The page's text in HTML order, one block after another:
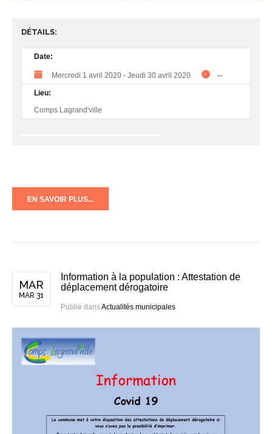
DÉTAILS:
Date:
Mercredi 1 avril 2020 - Jeudi 30 avril 2020 --
Lieu:
Comps Lagrand'ville
EN SAVOIR PLUS...
MAR
MAR 31
Information à la population : Attestation de
déplacement dérogatoire
Publié dansActualités municipales